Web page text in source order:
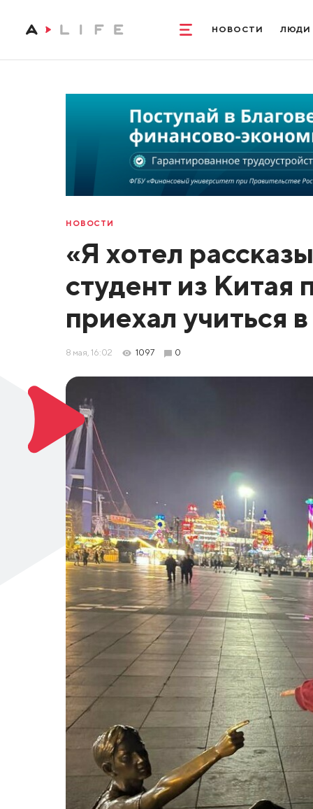
НОВОСТИ ЛЮДИ
НОВОСТИ
«Я хотел
студент из Китая
приехал учиться
8 мая, 16:02 1097 0